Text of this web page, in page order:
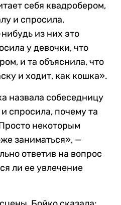
себя квадробером,
и спросила,
из них это
у девочки, что
и та объяснила, что
и ходит, как кошка».
назвала собеседницу
спросила, почему та
некоторым
заниматься», —
ответив на вопрос
ли ее увлечение